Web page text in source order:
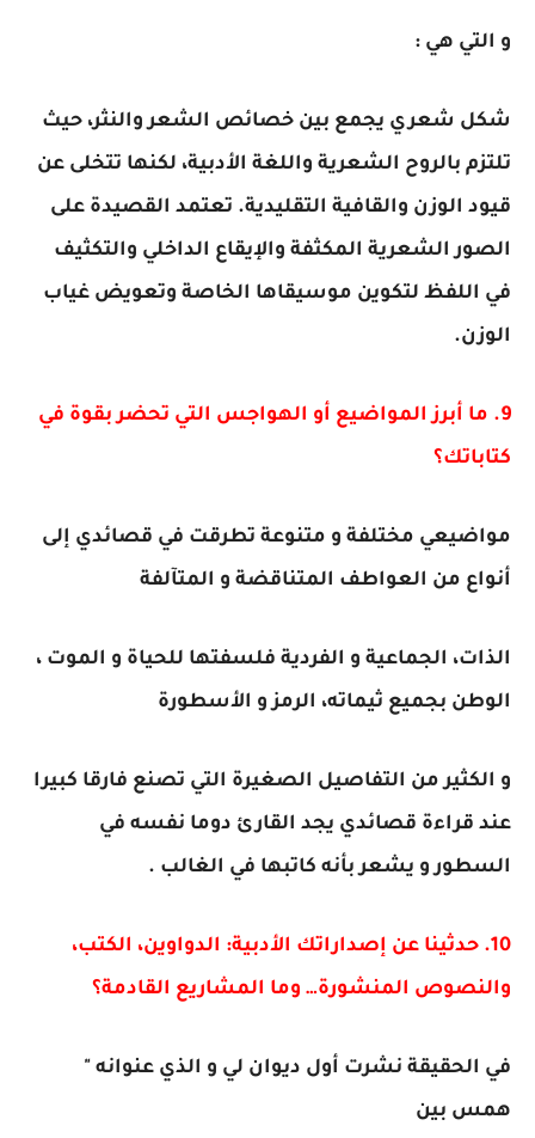
و التي هي :
شكل شعري يجمع بين خصائص الشعر والنثر، حيث
تلتزم بالروح الشعرية واللغة الأدبية، لكنها تتخلى عن
قيود الوزن والقافية التقليدية. تعتمد القصيدة على
الصور الشعرية المكثفة والإيقاع الداخلي والتكثيف
في اللفظ لتكوين موسيقاها الخاصة وتعويض غياب
الوزن.
9. ما أبرز المواضيع أو الهواجس التي تحضر بقوة في
كتاباتك؟
مواضيعي مختلفة و متنوعة تطرقت في قصائدي إلى
أنواع من العواطف المتناقضة و المتآلفة
الذات، الجماعية و الفردية فلسفتها للحياة و الموت ،
الوطن بجميع ثيماته، الرمز و الأسطورة
و الكثير من التفاصيل الصغيرة التي تصنع فارقا كبيرا
عند قراءة قصائدي يجد القارئ دوما نفسه في
السطور و يشعر بأنه كاتبها في الغالب .
10. حدثينا عن إصداراتك الأدبية: الدواوين، الكتب،
والنصوص المنشورة… وما المشاريع القادمة؟
في الحقيقة نشرت أول ديوان لي و الذي عنوانه "
همس بين